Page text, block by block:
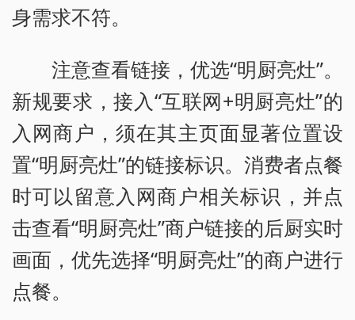
身需求不符。
注意查看链接，优选“明厨亮灶”。
新规要求，接入“互联网+明厨亮灶”的
入网商户，须在其主页面显著位置设
置“明厨亮灶”的链接标识。消费者点餐
时可以留意入网商户相关标识，并点
击查看“明厨亮灶”商户链接的后厨实时
画面，优先选择“明厨亮灶”的商户进行
点餐。